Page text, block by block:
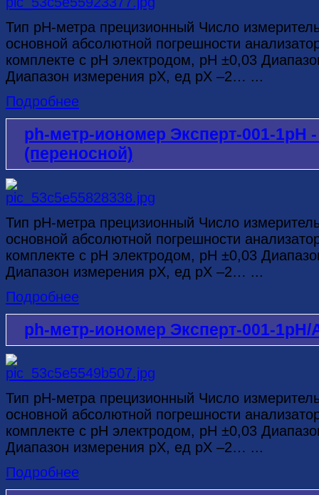
Тип рН-метра прецизионный Число
основной абсолютной погрешности
комплекте с рН электродом, рН ±0,03
Диапазон измерения рХ, ед рХ –2… ...
Подробнее
ph-метр-иономер Эксперт-001-
(переносной)
Тип рН-метра прецизионный Число
основной абсолютной погрешности
комплекте с рН электродом, рН ±0,03
Диапазон измерения рХ, ед рХ –2… ...
Подробнее
ph-метр-иономер Эксперт-001-
Тип рН-метра прецизионный Число
основной абсолютной погрешности
комплекте с рН электродом, рН ±0,03
Диапазон измерения рХ, ед рХ –2… ...
Подробнее